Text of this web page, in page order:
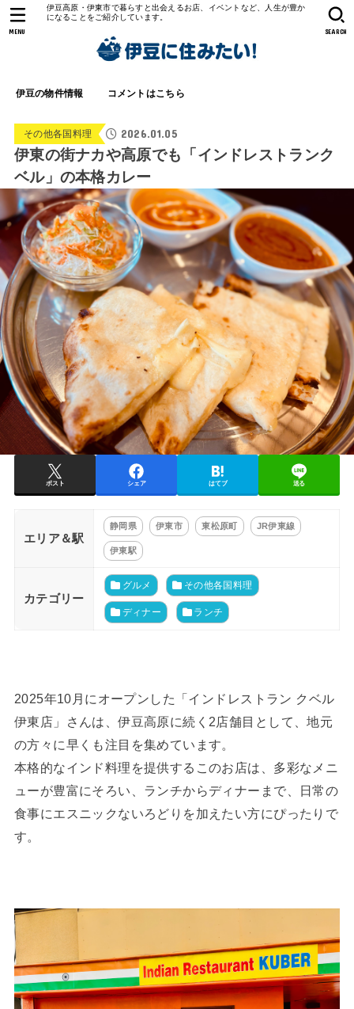
伊豆高原・伊東市で暮らすと出会えるお店、イベントなど、人生が豊か
になることをご紹介しています。
伊豆の物件情報 コメントはこちら
SEARCH
MENU
その他各国料理 2026.01.05
伊東の街ナカや高原でも「インドレストランク
ベル」の本格カレー
ポスト シェア はてブ 送る
エリア＆駅
静岡県 伊東市 東松原町 JR伊東線
伊東駅
カテゴリー
グルメ その他各国料理
ディナー ランチ
2025年10月にオープンした「インドレストラン クベル
伊東店」さんは、伊豆高原に続く2店舗目として、地元
の方々に早くも注目を集めています。
本格的なインド料理を提供するこのお店は、多彩なメニ
ューが豊富にそろい、ランチからディナーまで、日常の
食事にエスニックないろどりを加えたい方にぴったりで
す。